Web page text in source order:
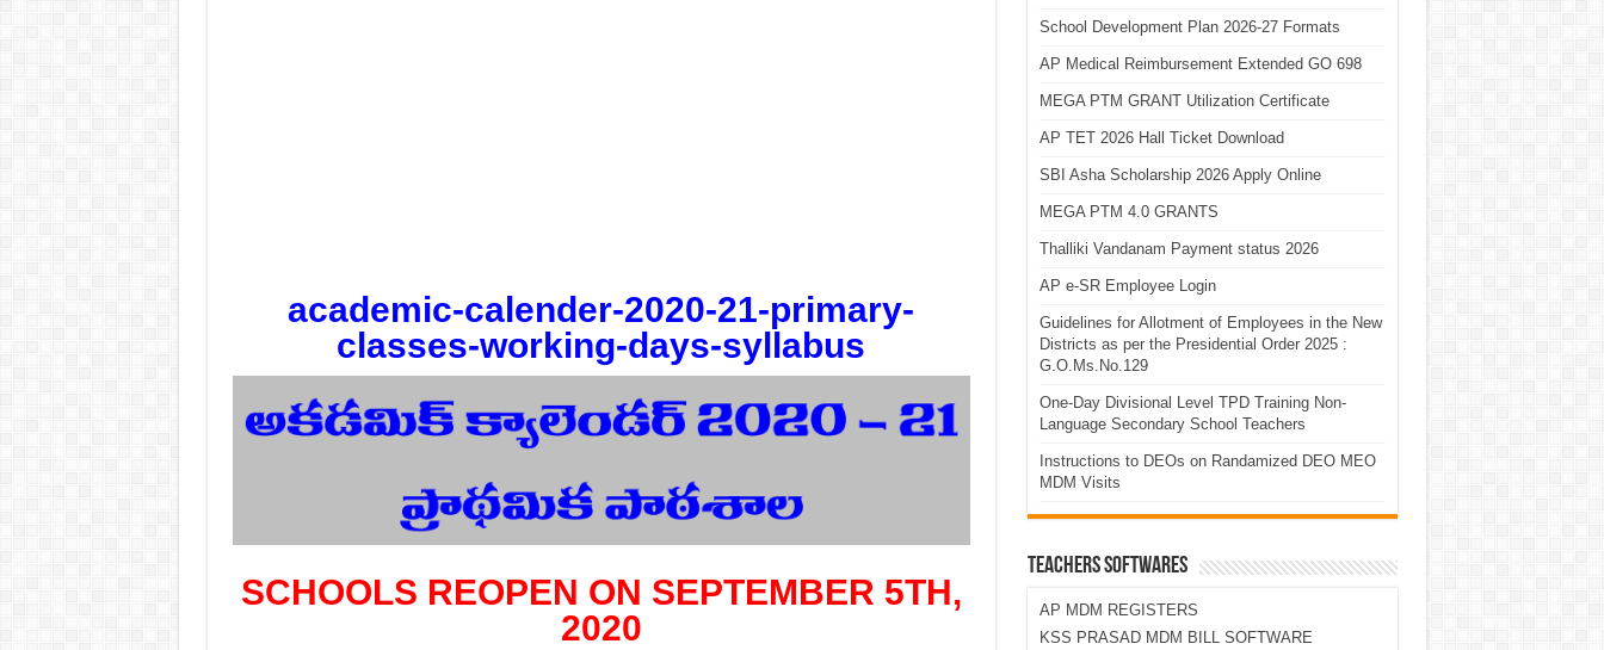
academic-calender-2020-21-primary-
classes-working-days-syllabus
SCHOOLS REOPEN ON SEPTEMBER 5TH,
2020
School Development Plan 2026-27 Formats
AP Medical Reimbursement Extended GO 698
MEGA PTM GRANT Utilization Certificate
AP TET 2026 Hall Ticket Download
SBI Asha Scholarship 2026 Apply Online
MEGA PTM 4.0 GRANTS
Thalliki Vandanam Payment status 2026
AP e-SR Employee Login
Guidelines for Allotment of Employees in the New
Districts as per the Presidential Order 2025 :
G.O.Ms.No.129
One-Day Divisional Level TPD Training Non-
Language Secondary School Teachers
Instructions to DEOs on Randamized DEO MEO
MDM Visits
TEACHERS SOFTWARES
AP MDM REGISTERS
KSS PRASAD MDM BILL SOFTWARE